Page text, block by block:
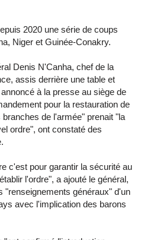
2020 une série de coups
Niger et Guinée-Conakry.
Denis N'Canha, chef de la
assis derrière une table et
à la presse au siège de
pour la restauration de
de l'armée" prenait "la
ordre", ont constaté des
c'est pour garantir la sécurité au
l'ordre", a ajouté le général,
"renseignements généraux" d'un
avec l'implication des barons